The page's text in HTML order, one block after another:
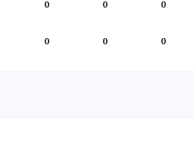
0
0
0
0
0
0